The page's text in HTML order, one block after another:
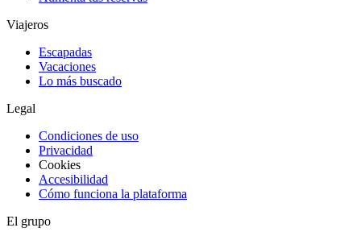
Viajeros
Escapadas
Vacaciones
Lo más buscado
Legal
Condiciones de uso
Privacidad
Cookies
Accesibilidad
Cómo funciona la plataforma
El grupo